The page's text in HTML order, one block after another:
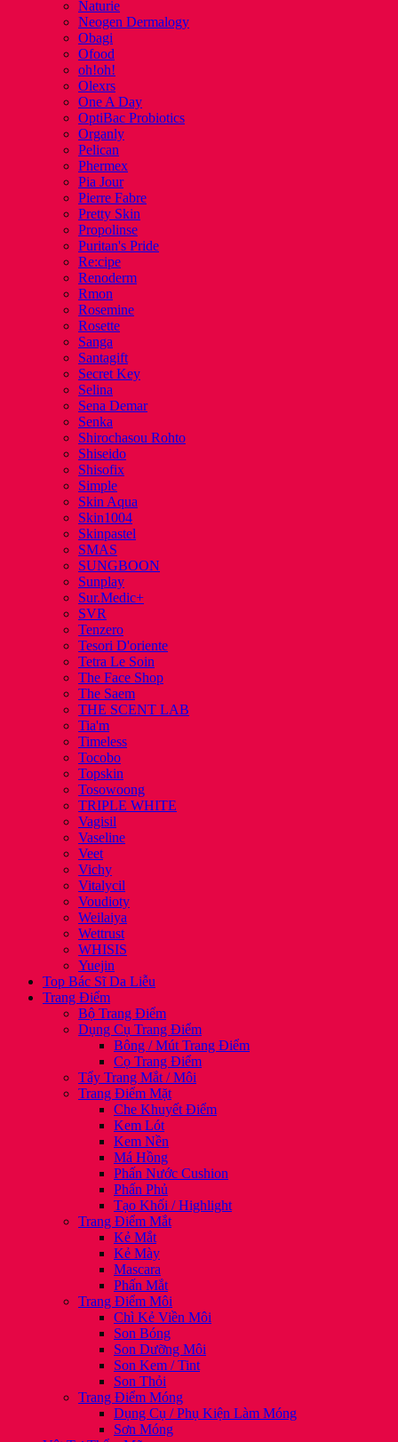
Naturie
Neogen Dermalogy
Obagi
Ofood
oh!oh!
Olexrs
One A Day
OptiBac Probiotics
Organly
Pelican
Phermex
Pia Jour
Pierre Fabre
Pretty Skin
Propolinse
Puritan's Pride
Re:cipe
Renoderm
Rmon
Rosemine
Rosette
Sanga
Santagift
Secret Key
Selina
Sena Demar
Senka
Shirochasou Rohto
Shiseido
Shisofix
Simple
Skin Aqua
Skin1004
Skinpastel
SMAS
SUNGBOON
Sunplay
Sur.Medic+
SVR
Tenzero
Tesori D'oriente
Tetra Le Soin
The Face Shop
The Saem
THE SCENT LAB
Tia'm
Timeless
Tocobo
Topskin
Tosowoong
TRIPLE WHITE
Vagisil
Vaseline
Veet
Vichy
Vitalycil
Voudioty
Weilaiya
Wettrust
WHISIS
Yuejin
Top Bác Sĩ Da Liễu
Trang Điểm
Bộ Trang Điểm
Dụng Cụ Trang Điểm
Bông / Mút Trang Điểm
Cọ Trang Điểm
Tẩy Trang Mắt / Môi
Trang Điểm Mặt
Che Khuyết Điểm
Kem Lót
Kem Nền
Má Hồng
Phấn Nước Cushion
Phấn Phủ
Tạo Khối / Highlight
Trang Điểm Mắt
Kẻ Mắt
Kẻ Mày
Mascara
Phấn Mắt
Trang Điểm Môi
Chì Kẻ Viền Môi
Son Bóng
Son Dưỡng Môi
Son Kem / Tint
Son Thỏi
Trang Điểm Móng
Dụng Cụ / Phụ Kiện Làm Móng
Sơn Móng